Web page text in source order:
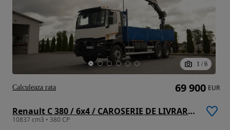
1 / 6
Renault C 380 / 6x4 / CAROSERIE DE LIVRARE 6,8 m / + HIAB X-HIPRO 192 ES-4 ÎNALTĂ DE RIDICARE: 12,4 M / ROTATOARE / FURCĂ PENTRU PALEȚI / EURO 6
10837 cm3 • 380 CP
69 900 EUR
Calculeaza rata